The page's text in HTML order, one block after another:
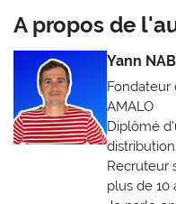
A propos de
Yann
AMALO
Diplômé
distribution.
Recruteur
plus de 10